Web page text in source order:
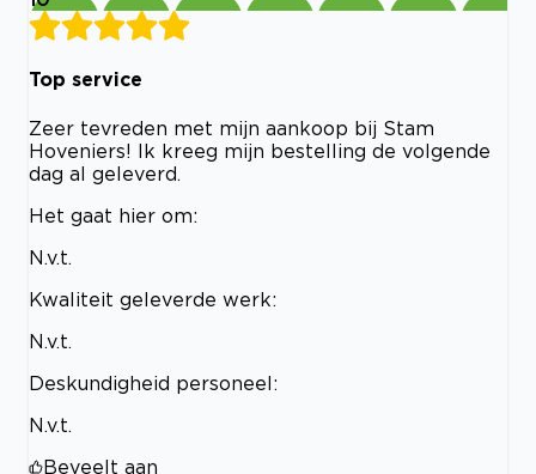
Top service
Zeer tevreden met mijn aankoop bij Stam
Hoveniers! Ik kreeg mijn bestelling de volgende
dag al geleverd.
Het gaat hier om:
N.v.t.
Kwaliteit geleverde werk:
N.v.t.
Deskundigheid personeel:
N.v.t.
Beveelt aan